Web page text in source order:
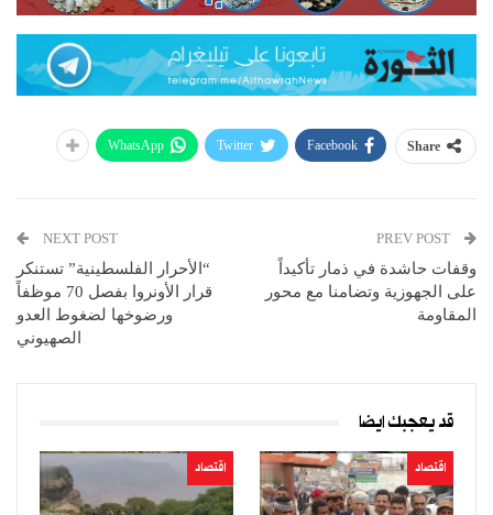
Share
Facebook
Twitter
WhatsApp
وقفات حاشدة في ذمار تأكيداً
على الجهوزية وتضامنا مع محور
المقاومة
NEXT POST
“الأحرار الفلسطينية” تستنكر
قرار الأونروا بفصل 70 موظفاً
ورضوخها لضغوط العدو
الصهيوني
قد يعجبك ايضا
اقتصاد اقتصاد